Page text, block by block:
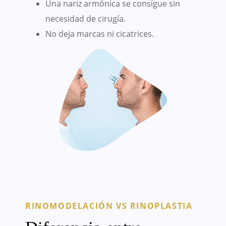
Una nariz armónica se consigue sin
necesidad de cirugía.
No deja marcas ni cicatrices.
RINOMODELACIÓN VS RINOPLASTIA